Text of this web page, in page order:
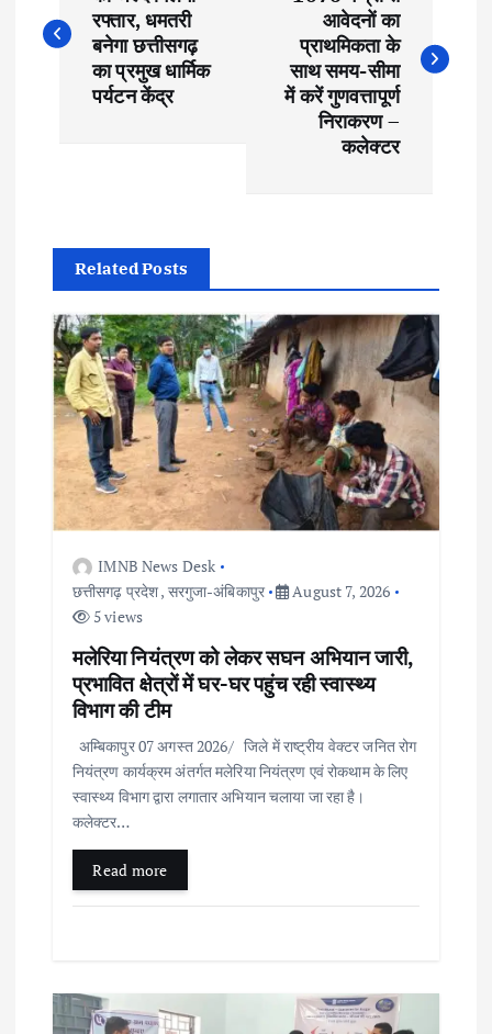
s
g
a
रफ्तार, धमतरी
बनेगा छत्तीसगढ़
का प्रमुख धार्मिक
पर्यटन केंद्र
आवेदनों का
प्राथमिकता के
साथ समय-सीमा
में करें गुणवत्तापूर्ण
निराकरण –
कलेक्टर
Related Posts
IMNB News Desk
छत्तीसगढ़ प्रदेश, सरगुजा-अंबिकापुर
August 7, 2026
5 views
मलेरिया नियंत्रण को लेकर सघन अभियान जारी,
प्रभावित क्षेत्रों में घर-घर पहुंच रही स्वास्थ्य
विभाग की टीम
अम्बिकापुर 07 अगस्त 2026/ जिले में राष्ट्रीय वेक्टर जनित रोग
नियंत्रण कार्यक्रम अंतर्गत मलेरिया नियंत्रण एवं रोकथाम के लिए
स्वास्थ्य विभाग द्वारा लगातार अभियान चलाया जा रहा है।
कलेक्टर…
Read more